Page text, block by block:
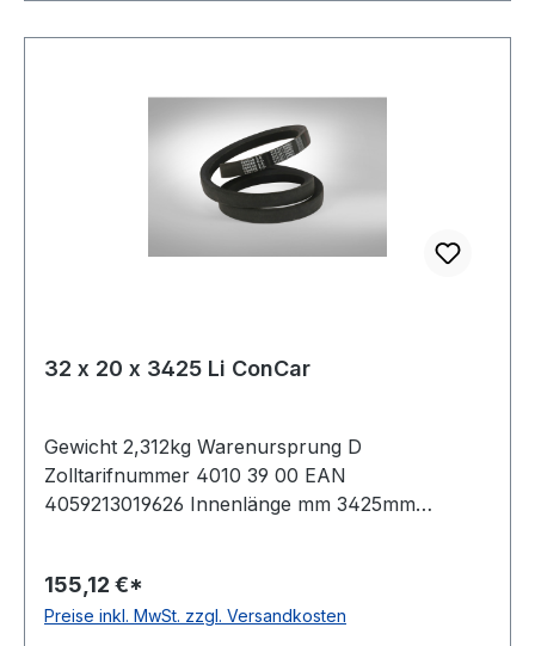
32 x 20 x 3425 Li ConCar
Gewicht 2,312kg Warenursprung D
Zolltarifnummer 4010 39 00 EAN
4059213019626 Innenlänge mm 3425mm
Ausführung ummantelt antistatisch ja Norm DIN
2215 Material Neoprene Zugstrang Polyester
155,12 €*
Preise inkl. MwSt. zzgl. Versandkosten